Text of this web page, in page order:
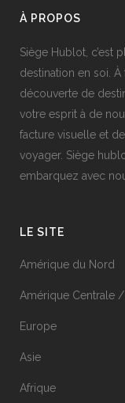
À PROPOS
Siège Hublot, c’est
destination en soi.
découverte de
votre esprit à de
facture visuelle et
voyager. Siège
embarquez avec
LE SITE
Amérique du Nord
Amérique Centrale /
Europe
Asie
Afrique